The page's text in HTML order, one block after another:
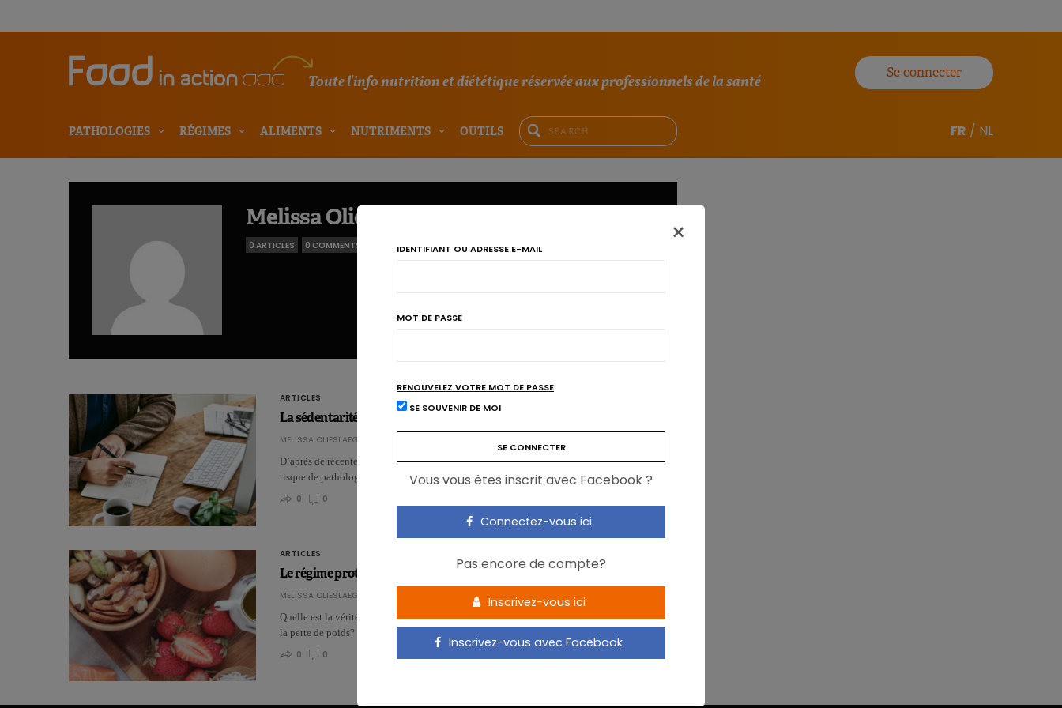
Toute l'info nutrition et diététique réservée aux professionnels de la santé
Se connecter
PATHOLOGIES RÉGIMES ALIMENTS NUTRIMENTS OUTILS FR / NL
Melissa Olieslaeger
0 ARTICLES 0 COMMENTS
ARTICLES
La sédentarité est-elle la nouvelle cigarette?
MELISSA OLIESLAEGER
D’après de récentes études, la sédentarité croissante, à partir de 8h par jour, augmente le
risque de pathologies (chroniques) et diminue l’espérance de vie…
0
0
ARTICLES
Le régime protéiné, aussi efficace que le régime pauvre en glucides?
MELISSA OLIESLAEGER
Quelle est la vérité sur les régimes protéinés et les régimes pauvres en glucides, prônés pour
la perte de poids? À la Journée d’Étude du Printemps du VBVD&…
0
0
×
IDENTIFIANT OU ADRESSE E-MAIL
MOT DE PASSE
RENOUVELEZ VOTRE MOT DE PASSE
SE SOUVENIR DE MOI
Vous vous êtes inscrit avec Facebook ?
Connectez-vous ici
Pas encore de compte?
Inscrivez-vous ici
Inscrivez-vous avec Facebook